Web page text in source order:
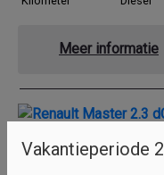
Meer informatie
Vakantieperiode